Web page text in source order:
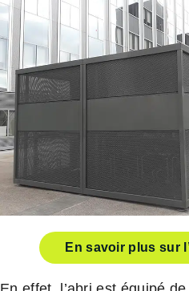
En savoir plus sur